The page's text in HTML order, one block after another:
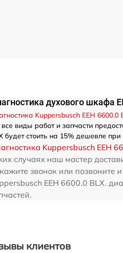
духового шкафа
Kuppersbusch EEH 6600.0
виды работ и запчасти
будет стоить на 15% дешевле
Kuppersbusch EEH
случаях наш мастер
звонок или позвоните
EEH 6600.0 BLX.
клиентов